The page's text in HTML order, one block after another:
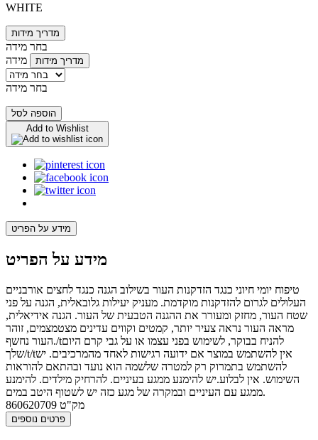
WHITE
מדריך מידות
בחר מידה
מידה
מדריך מידות
בחר מידה
הוספה לסל
Add to Wishlist
מידע על הפריט
מידע על הפריט
טיפוח יומי חיוני כנגד הזדקנות העור בשילוב הגנה כנגד לחצים אורבניים
העלולים לגרום להזדקנות מוקדמת. מעניק יעילות גלובאלית, הגנה על פני
שטח העור, מחזק ומעורר את ההגנה הטבעית של העור. הגנה אידיאלית,
מראה העור נראה צעיר יותר, קמטים וקווים עדינים מצטמצמים, זוהר
העור נחשף./tלהניח בבוקר, לשימוש בפני עצמו או על גבי קרם היום
שלך/t/tאין להשתמש במוצר אם ידועה רגישות לאחד מהמרכיבים. יש
להשתמש בתמרוק רק למטרה שלשמה הוא נועד ובהתאם להוראות
השימוש. אין לבלוע.יש להימנע ממגע בעיניים. להרחיק מילדים. להימנע
ממגע עם העיניים ובמקרה של מגע כזה יש לשטוף היטב במים.
מק"ט 860620709
פרטים נוספים